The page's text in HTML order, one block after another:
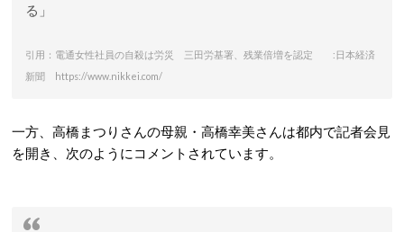
る」
引用：電通女性社員の自殺は労災 三田労基署、残業倍増を認定 :日本経済
新聞 https://www.nikkei.com/
一方、高橋まつりさんの母親・高橋幸美さんは都内で記者会見
を開き、次のようにコメントされています。